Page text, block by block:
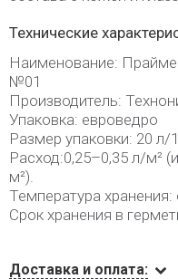
Технические
Наименование:
№01
Производитель:
Упаковка: евроведро
Размер упаковки: 20 л/
Расход:0,25–0,35 л/м²
м²).
Температура хранения:
Срок хранения в
Доставка и оплата: